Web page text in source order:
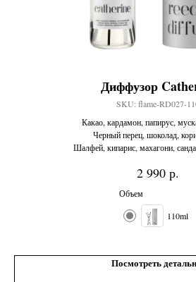
Диффузор
SKU: flame-RD027-
Какао, кардамон, папирус,
Черный перец, шоколад,
Шалфей, кипарис, махагони,
2 990 р.
Объем
110ml
Посмотреть